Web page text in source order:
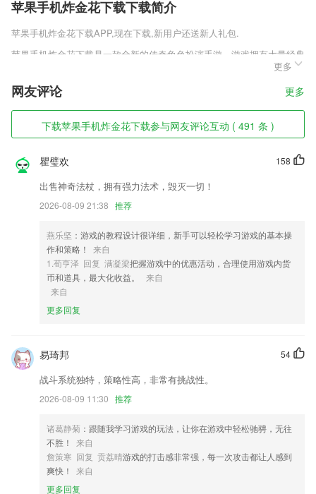
苹果手机炸金花下载下载简介
苹果手机炸金花下载APP,现在下载,新用户还送新人礼包.
苹果手机炸金花下载是一款全新的传奇角色扮演手游，游戏拥有大量经典
的副本关卡，完成挑战任务装备轻松拿。全新升级的超震撼游戏画面，多
样的PVP模式，多样的战力提升方法，在战场中和其他玩家一决高下挑
战自己的极限。
苹果手机炸金花下载软件特色
1,自定义水印内容：地点修改、心情编辑，你的水印你说了算；
2,好玩有趣，动物认知，适合210岁儿童的早教App
3,【考勤】移动打卡、申诉和审批,自动生成考勤记录;
4,人人都是麦克风，第一时间传达您的声音。
6,是可以免费的获取到点券，来获取到更多的英雄跟皮肤，免费薅羊毛。
苹果手机炸金花下载软件优势
1.如何进入高薪大公司？如何跳槽涨薪快？如何做好职业规划？职场没人
教的晋升秘诀，经验丰富的老师来教你，从实习、升职、跳槽、转行到终
2.严格按照同步教材选词
3.智能AI题库，为考生推荐每日一练、历年真题、模拟试题、高频考点、
知识点练习等海量试题，根据学员学习情况，实时对学习成效给出客观的
总结分析。
5.小巧的英汉字典：学习时能及时查阅不认识的单词
6.精听党：名著原声朗读，精编版讲义讲解，配套习题测试。
苹果手机炸金花下载更新了什么?
更多
网友评论 更多
下载苹果手机炸金花下载参与网友评论互动 ( 491 条 )
158
瞿璧欢
出售神奇法杖，拥有强力法术，毁灭一切！
2026-08-09 21:38 推荐
燕乐坚 ：游戏的教程设计很详细，新手可以轻松学习游戏的基本操
作和策略！
来自
1.荀亨泽 回复 满凝梁把握游戏中的优惠活动，合理使用游戏内货
币和道具，最大化收益。
来自
来自
更多回复
54
易琦邦
战斗系统独特，策略性高，非常有挑战性。
2026-08-09 11:30 推荐
诸葛静菊 ：跟随我学习游戏的玩法，让你在游戏中轻松驰骋，无往
不胜！
来自
詹策寒 回复 贡荔晴游戏的打击感非常强，每一次攻击都让人感到
爽快！
来自
更多回复